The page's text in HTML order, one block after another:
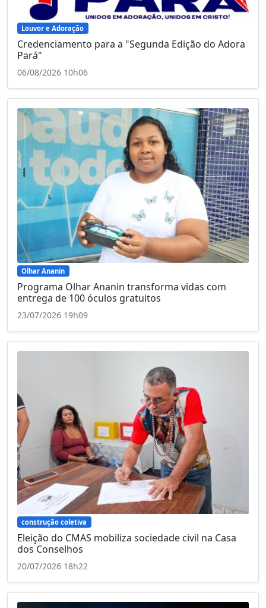
Louvor e Adoração
Credenciamento para a "Segunda Edição do Adora
Pará"
06/08/2026 10h06
Olhar Ananin
Programa Olhar Ananin transforma vidas com
entrega de 100 óculos gratuitos
23/07/2026 19h09
construção coletiva
Eleição do CMAS mobiliza sociedade civil na Casa
dos Conselhos
20/07/2026 18h22